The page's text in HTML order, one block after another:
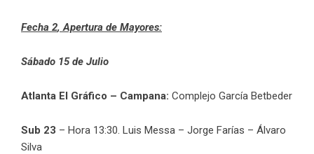
Fecha 2, Apertura de Mayores:
Sábado 15 de Julio
Atlanta El Gráfico – Campana: Complejo García Betbeder
Sub 23 – Hora 13:30. Luis Messa – Jorge Farías – Álvaro
Silva